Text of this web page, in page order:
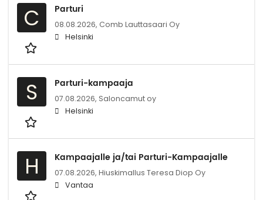
C Parturi
08.08.2026, Comb Lauttasaari Oy
Helsinki
S Parturi-kampaaja
07.08.2026, Saloncamut oy
Helsinki
H Kampaajalle ja/tai Parturi-Kampaajalle
07.08.2026, Hiuskimallus Teresa Diop Oy
Vantaa